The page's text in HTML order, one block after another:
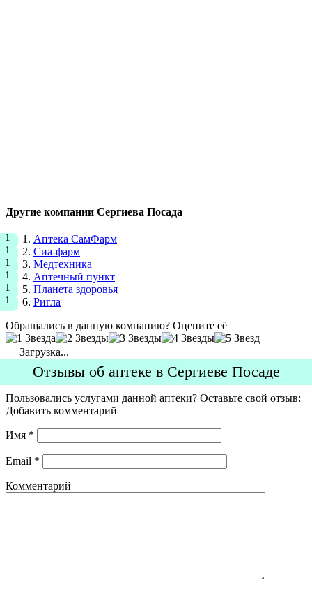
Другие компании Сергиева Посада
Аптека СамФарм
Сиа-фарм
Медтехника
Аптечный пункт
Планета здоровья
Ригла
Обращались в данную компанию? Оцените её
Загрузка...
Отзывы об аптеке в Сергиеве Посаде
Пользовались услугами данной аптеки? Оставьте свой отзыв:
Добавить комментарий
Имя *
Email *
Комментарий